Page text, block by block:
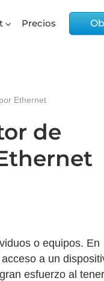
Precios
Ethernet
de
o equipos. En
a un
esfuerzo al